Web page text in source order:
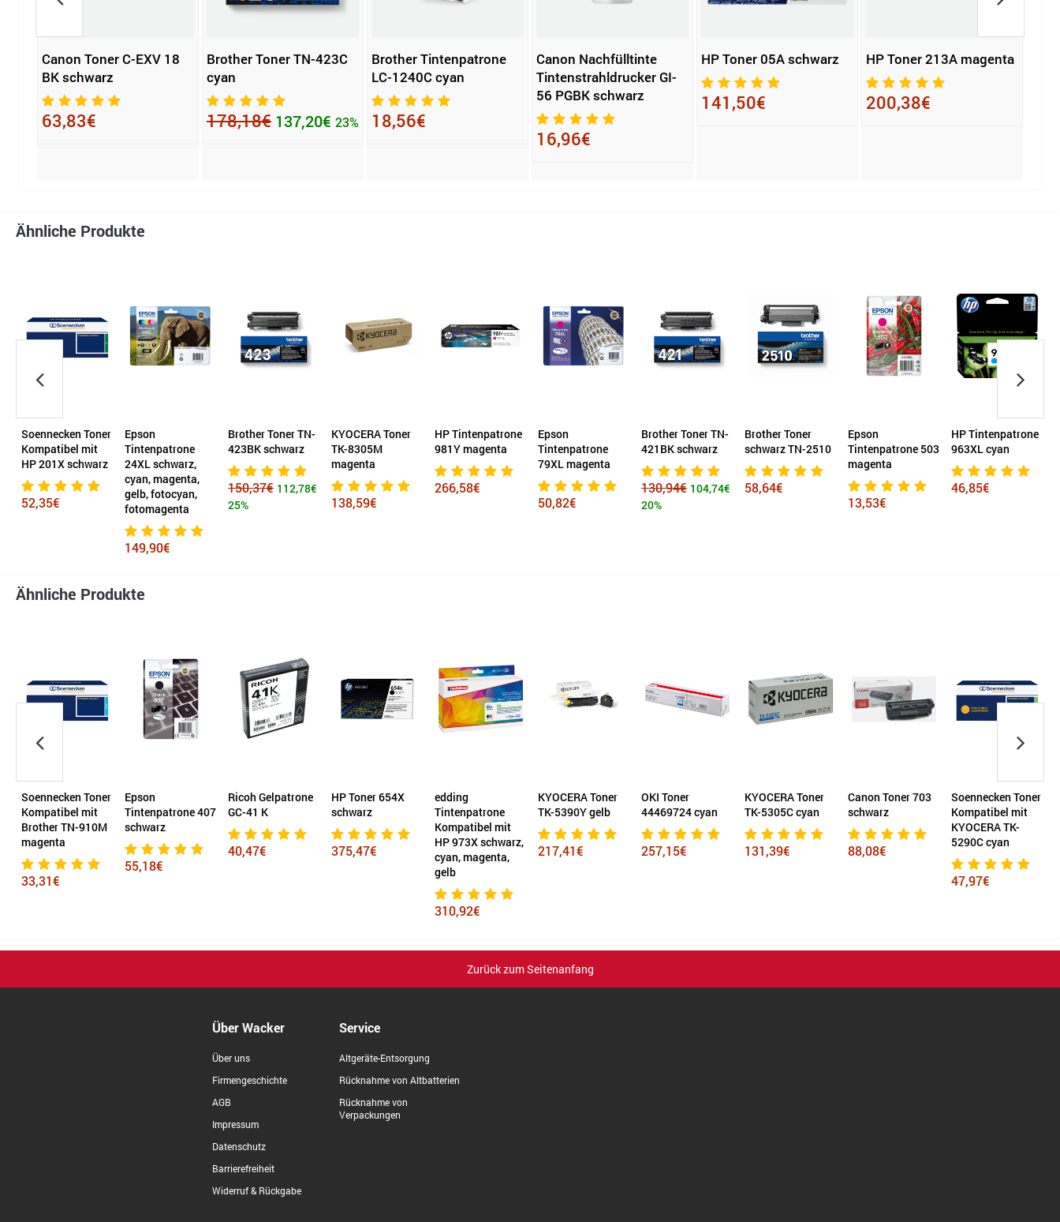
Canon Toner C-EXV 18
BK schwarz
63,83€
Brother Toner TN-423C
cyan
178,18€ 137,20€ 23%
Brother Tintenpatrone
LC-1240C cyan
18,56€
Canon Nachfülltinte
Tintenstrahldrucker GI-
56 PGBK schwarz
16,96€
HP Toner 05A schwarz
141,50€
HP Toner 213A magenta
200,38€
Ähnliche Produkte
Epson
Tintenpatrone
24XL schwarz,
cyan, magenta,
gelb, fotocyan,
fotomagenta
Brother Toner TN-
423BK schwarz
150,37€ 112,78€
25%
KYOCERA Toner
TK-8305M
magenta
138,59€
HP Tintenpatrone
981Y magenta
266,58€
Epson
Tintenpatrone
79XL magenta
Brother Toner TN-
421BK schwarz
130,94€ 104,74€
20%
Brother Toner
schwarz TN-2510
58,64€
Epson
Tintenpatrone 503
magenta
HP Tintenpatrone
963XL cyan
46,85€
Soennecken
Trommel
Kompatibel mit
Brother DR-2200
Ähnliche Produkte
Epson
Tintenpatrone 407
schwarz
55,18€
Ricoh Gelpatrone
GC-41 K
40,47€
HP Toner 654X
schwarz
375,47€
edding
Tintenpatrone
Kompatibel mit
HP 973X schwarz,
cyan, magenta,
KYOCERA Toner
TK-5390Y gelb
217,41€
OKI Toner
44469724 cyan
257,15€
KYOCERA Toner
TK-5305C cyan
131,39€
Canon Toner 703
schwarz
88,08€
Soennecken Toner
Kompatibel mit
KYOCERA TK-
5290C cyan
Soennecken Toner
Kompatibel mit
HP 507X schwarz
67,82€
Zurück zum Seitenanfang
Über Wacker
Über uns
Firmengeschichte
AGB
Impressum
Datenschutz
Barrierefreiheit
Widerruf & Rückgabe
Service
Altgeräte-Entsorgung
Rücknahme von Altbatterien
Rücknahme von
Verpackungen